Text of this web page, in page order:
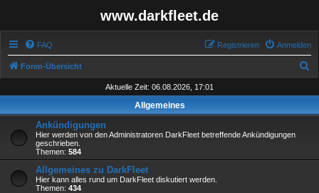
www.darkfleet.de
FAQ Anmelden
Registrieren
Foren-Übersicht
h
Aktuelle Zeit: 06.08.2026, 17:01
Allgemeines
Ankündigungen
Hier werden von den Administratoren DarkFleet betreffende Ankündigungen
geschrieben.
Themen: 584
Allgemeines zu DarkFleet
Hier kann alles rund um DarkFleet diskutiert werden.
Themen: 434